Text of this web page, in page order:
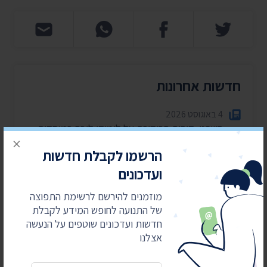
הרשמו לקבלת חדשות
ועדכונים
מוזמנים להירשם לרשימת התפוצה
של התנועה לחופש המידע לקבלת
חדשות ועדכונים שוטפים על הנעשה
אצלנו
×
חדשות אחרונות
4 באוגוסט 2026
חשפנו: דוחות הביקורת על לימודי ליבה במוסדות
עתרנו וחשפנו: יומן הפגישות של השרה עידית סילמן
28 ביולי 2026
הוצאות מעונות ראש הממשלה ל-2025-2026
27 ביולי 2026